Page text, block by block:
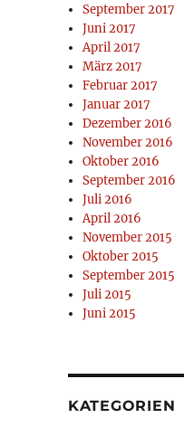
September 2017
Juni 2017
April 2017
März 2017
Februar 2017
Januar 2017
Dezember 2016
November 2016
Oktober 2016
September 2016
Juli 2016
April 2016
November 2015
Oktober 2015
September 2015
Juli 2015
Juni 2015
KATEGORIEN